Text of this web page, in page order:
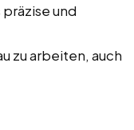
und
zu arbeiten, auch